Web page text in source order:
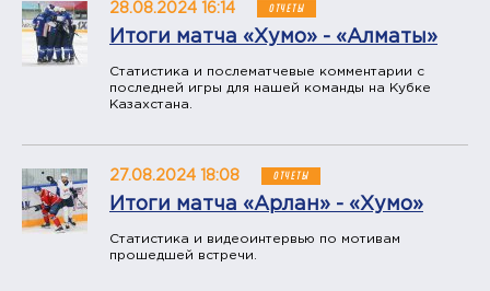
28.08.2024 16:14 ОТЧЕТЫ
Итоги матча «Хумо» - «Алматы»
Статистика и послематчевые комментарии с
последней игры для нашей команды на Кубке
Казахстана.
27.08.2024 18:08 ОТЧЕТЫ
Итоги матча «Арлан» - «Хумо»
Статистика и видеоинтервью по мотивам
прошедшей встречи.